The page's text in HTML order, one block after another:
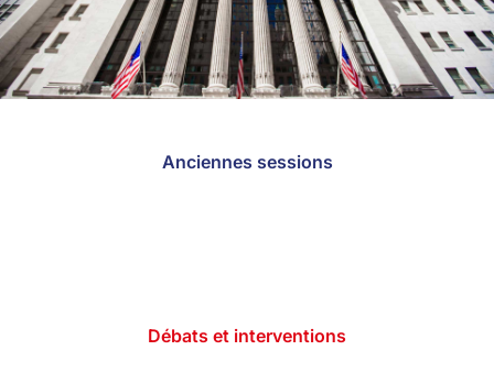
Anciennes sessions
Débats et interventions